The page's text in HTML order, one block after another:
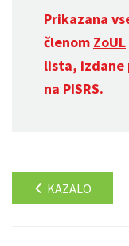
Prikazana
členom ZoUL
lista, izdane
na PISRS.
KAZALO